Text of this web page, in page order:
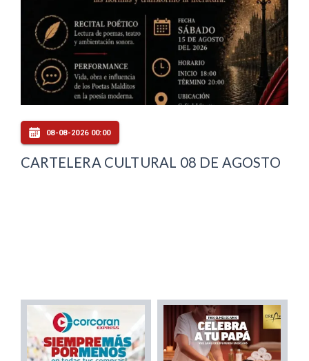
08-08-2026 00:00
CARTELERA CULTURAL 08 DE AGOSTO